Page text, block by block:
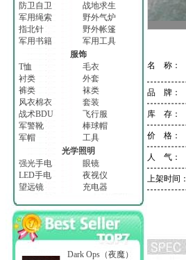
防卫自卫
战地求生
军用绳索
野外气炉
指北针
野外帐篷
军用书籍
军用工具
服饰
T恤
毛衣
衬类
外套
裤类
袜类
风衣棉衣
套装
战术BDU
飞行服
军警靴
棒球帽
军帽
工具
光学照明
强光手电
眼镜
LED手电
夜视仪
望远镜
充电器
Dark Ops（夜魔）
名 称：
品 牌：
库 存：
价 格：
人 气：
上架时间：